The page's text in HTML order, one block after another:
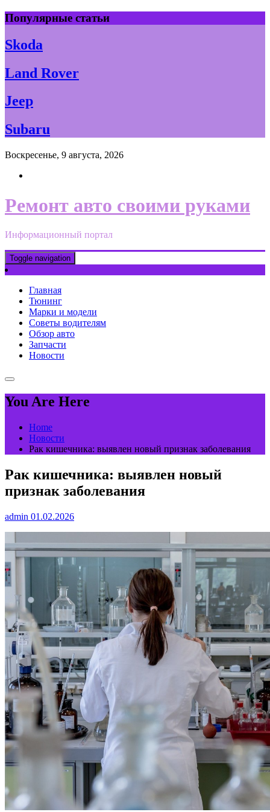
Skip
to
content
Популярные статьи
Skoda
Land Rover
Jeep
Subaru
Воскресенье, 9 августа, 2026
Ремонт авто своими руками
Информационный портал
Toggle navigation
Главная
Тюнинг
Марки и модели
Советы водителям
Обзор авто
Запчасти
Новости
You Are Here
Home
Новости
Рак кишечника: выявлен новый признак заболевания
Рак кишечника: выявлен новый
признак заболевания
admin 01.02.2026